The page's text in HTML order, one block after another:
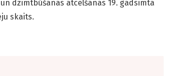
dzimt­būšanas atcelšanas 19. gadsimta
skaits.